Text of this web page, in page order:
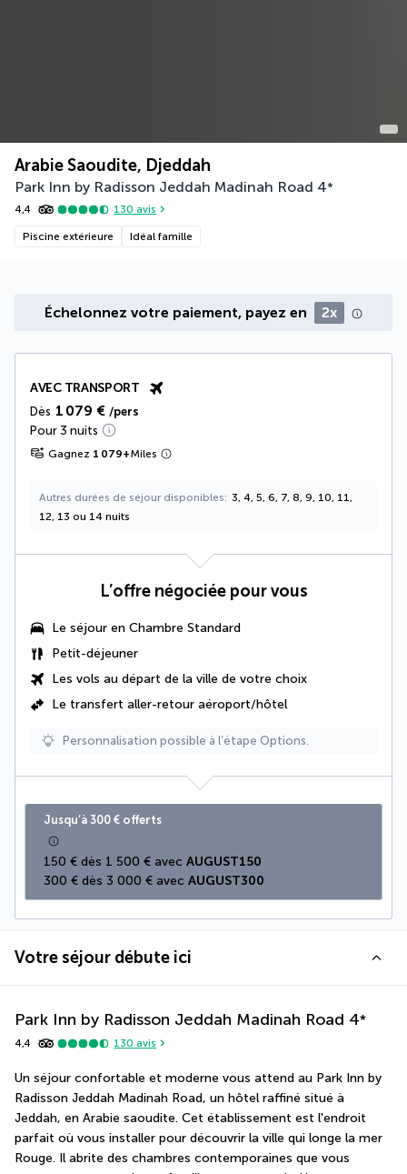
Arabie Saoudite, Djeddah
Park Inn by Radisson Jeddah Madinah Road 4*
4,4 130 avis
Piscine extérieure Idéal famille
Échelonnez votre paiement, payez en 2x
AVEC TRANSPORT
Dès 1 079 € /pers
Pour 3 nuits
Gagnez 1 079+Miles
Autres durées de séjour disponibles
3, 4, 5, 6, 7, 8, 9, 10, 11,
12, 13 ou 14 nuits
L’offre négociée pour vous
Le séjour en Chambre Standard
Petit-déjeuner
Les vols au départ de la ville de votre choix
Le transfert aller-retour aéroport/hôtel
Personnalisation possible à l’étape Options.
Jusqu’à 300 € offerts
150 € dès 1 500 € avec AUGUST150
300 € dès 3 000 € avec AUGUST300
Votre séjour débute ici
Park Inn by Radisson Jeddah Madinah Road 4*
4,4 130 avis
Un séjour confortable et moderne vous attend au Park Inn by
Radisson Jeddah Madinah Road, un hôtel raffiné situé à
Jeddah, en Arabie saoudite. Cet établissement est l'endroit
parfait où vous installer pour découvrir la ville qui longe la mer
Rouge. Il abrite des chambres contemporaines que vous